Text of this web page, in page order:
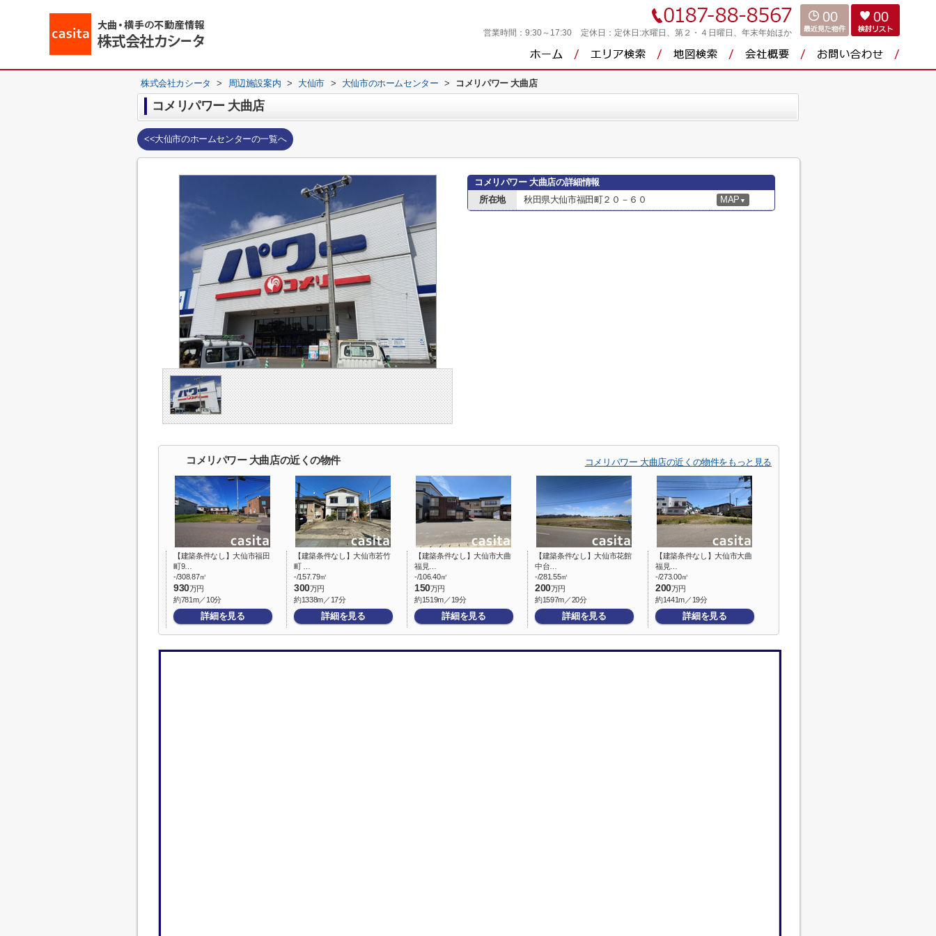
営業時間： 9:30～17:30 定休日： 定休日:水曜日、第２・４日曜日、年末年始ほか
00 00
株式会社カシータ > 周辺施設案内 > 大仙市 > 大仙市のホームセンター > コメリパワー 大曲店
コメリパワー 大曲店
<<大仙市のホームセンターの一覧へ
コメリパワー 大曲店の詳細情報
所在地
秋田県大仙市福田町２０－６０ MAP ▼
コメリパワー 大曲店の近くの物件 コメリパワー 大曲店の近くの物件をもっと見る
【建築条件なし】大仙市福田
町9…
-/308.87㎡
930万円
約781m／10分
詳細を見る
【建築条件なし】大仙市若竹
町 …
-/157.79㎡
300万円
約1338m／17分
詳細を見る
【建築条件なし】大仙市大曲
福見…
-/106.40㎡
150万円
約1519m／19分
詳細を見る
【建築条件なし】大仙市花館
中台…
-/281.55㎡
200万円
約1597m／20分
詳細を見る
【建築条件なし】大仙市大曲
福見…
-/273.00㎡
200万円
約1441m／19分
詳細を見る